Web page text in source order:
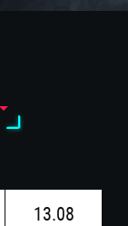
13.08